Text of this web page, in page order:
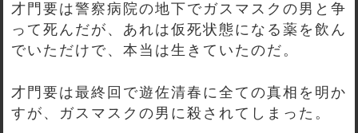
才門要は警察病院の地下でガスマスクの男と争
って死んだが、あれは仮死状態になる薬を飲ん
でいただけで、本当は生きていたのだ。
才門要は最終回で遊佐清春に全ての真相を明か
すが、ガスマスクの男に殺されてしまった。